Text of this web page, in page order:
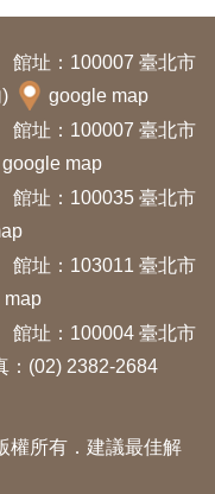
館址：100007 臺北市
google map
館址：100007 臺北市
google map
館址：100035 臺北市
館址：103011 臺北市
map
館址：100004 臺北市
(02) 2382-2684
權所有．建議最佳解